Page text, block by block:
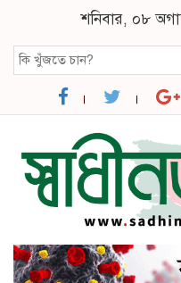
শনিবার, ০৮